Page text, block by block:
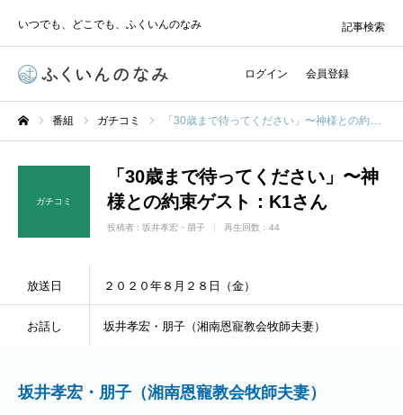
いつでも、どこでも、ふくいんのなみ
ログイン 会員登録
記事検索
番組 ガチコミ 「30歳まで待ってください」〜神様との約束ゲスト：K1さん
ガチコミ
「30歳まで待ってください」〜神
様との約束ゲスト：K1さん
投稿者 : 坂井孝宏・朋子 再生回数：44
放送日 ２０２０年８月２８日（金）
お話し 坂井孝宏・朋子（湘南恩寵教会牧師夫妻）
坂井孝宏・朋子（湘南恩寵教会牧師夫妻）